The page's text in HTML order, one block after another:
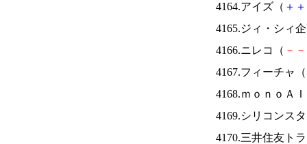
4164.アイズ（ ＋ ＋
4165.ジィ・シィ
4166.ニレコ（ － －
4167.フィーチャ（
4168.ｍｏｎｏＡ
4169.シリコンス
4170.三井住友ト